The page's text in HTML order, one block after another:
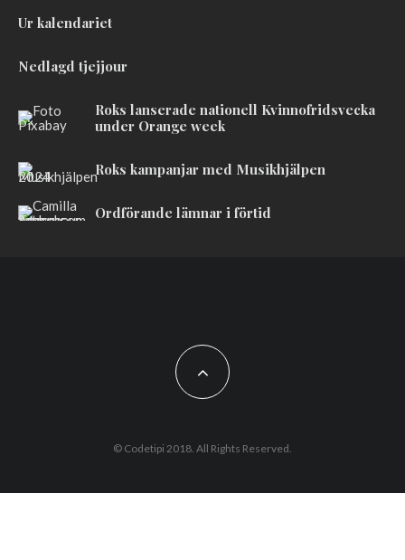
Ur kalendariet
Nedlagd tjejjour
Roks lanserade nationell Kvinnofridsvecka
under Orange week
Roks kampanjar med Musikhjälpen
Ordförande lämnar i förtid
© Codetipi 2018. All Rights Reserved.